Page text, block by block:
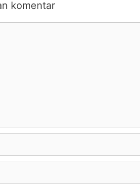
komentar